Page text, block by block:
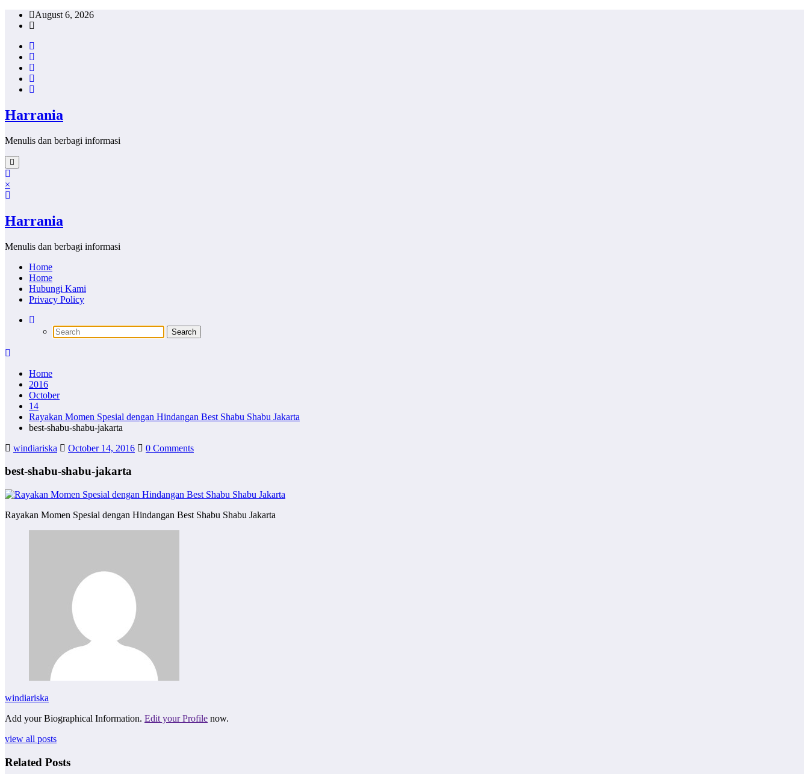
Skip
August 6, 2026
Harrania
Menulis dan berbagi informasi
×
Harrania
Menulis dan berbagi informasi
Home
Home
Hubungi Kami
Privacy Policy
Home
2016
October
14
Rayakan Momen Spesial dengan Hindangan Best Shabu Shabu Jakarta
best-shabu-shabu-jakarta
windiariska
October 14, 2016 0 Comments
best-shabu-shabu-jakarta
Rayakan Momen Spesial dengan Hindangan Best Shabu Shabu Jakarta
windiariska
Add your Biographical Information. Edit your Profile now.
view all posts
Related Posts